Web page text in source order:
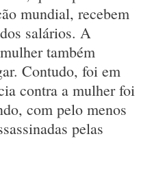
mundial, recebem
salários. A
também
Contudo, foi em
contra a mulher foi
com pelo menos
pelas